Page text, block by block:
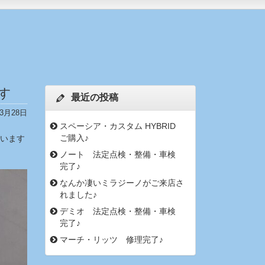
月28日
ます
最近の投稿
スペーシア・カスタム HYBRID
ご購入♪
ノート 法定点検・整備・車検
完了♪
なんか凄いミラジーノがご来店さ
れました♪
デミオ 法定点検・整備・車検
完了♪
マーチ・リッツ 修理完了♪